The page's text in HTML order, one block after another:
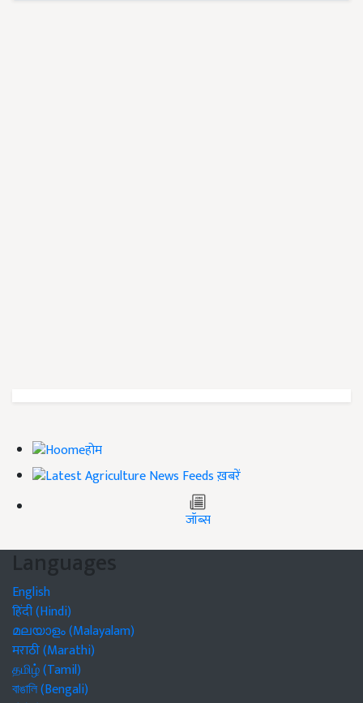
होम
ख़बरें
जॉब्स
Languages
English
हिंदी (Hindi)
മലയാളം (Malayalam)
मराठी (Marathi)
தமிழ் (Tamil)
বাঙালি (Bengali)